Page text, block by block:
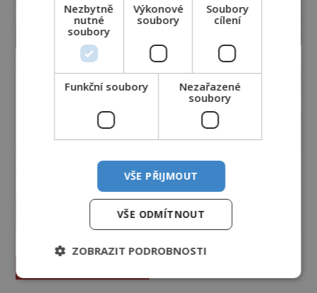
Nezbytně
nutné
soubory
Výkonové
soubory
Soubory
cílení
Funkční soubory
Nezařazené
soubory
VŠE PŘIJMOUT
VŠE ODMÍTNOUT
ZOBRAZIT PODROBNOSTI